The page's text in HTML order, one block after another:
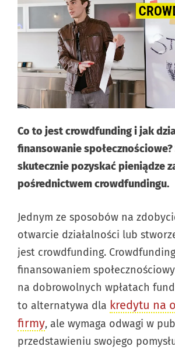
Co to jest crowdfunding i jak
finansowanie
skutecznie pozyskać pieniądze
pośrednictwem crowdfundingu.
Jednym ze sposobów na
otwarcie działalności lub
jest crowdfunding.
finansowaniem
na dobrowolnych wpłatach
to alternatywa dla kredytu na
firmy, ale wymaga odwagi w
przedstawieniu swojego